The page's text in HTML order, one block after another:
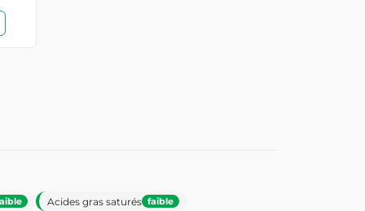
Acides gras saturés faible